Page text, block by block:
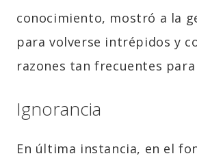
conocimiento, mostró a la
para volverse intrépidos y
razones tan frecuentes
Ignorancia
En última instancia, en el